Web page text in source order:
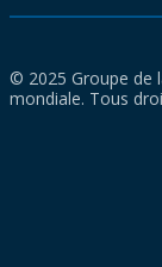
© 2025 Groupe de
mondiale. Tous